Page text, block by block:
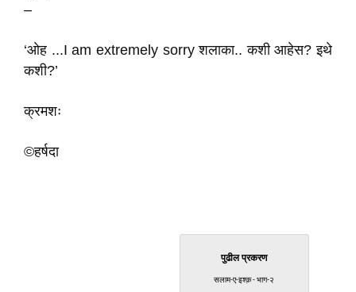
–
‘ओह ...I am extremely sorry शलाका.. कशी आहेस? इथे
कशी?’
क्रमशः
©हर्षदा
पुढील प्रकरण
सलाम-ए-इश्क़ - भाग-२